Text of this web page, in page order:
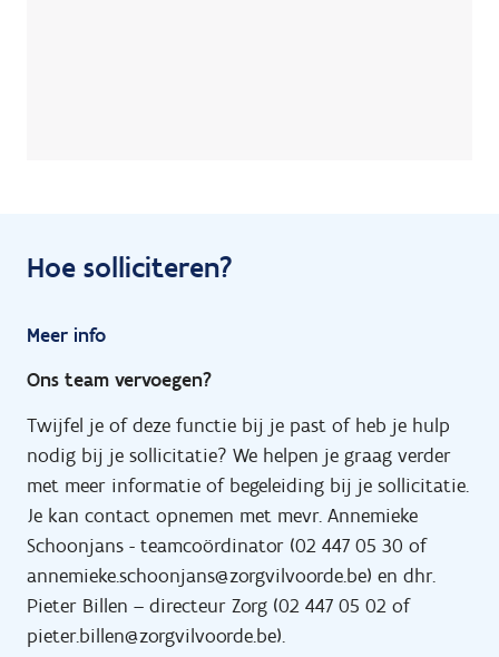
Hoe solliciteren?
Meer info
Ons team vervoegen?
Twijfel je of deze functie bij je past of heb je hulp
nodig bij je sollicitatie? We helpen je graag verder
met meer informatie of begeleiding bij je sollicitatie.
Je kan contact opnemen met mevr. Annemieke
Schoonjans - teamcoördinator (02 447 05 30 of
annemieke.schoonjans@zorgvilvoorde.be) en dhr.
Pieter Billen – directeur Zorg (02 447 05 02 of
pieter.billen@zorgvilvoorde.be).